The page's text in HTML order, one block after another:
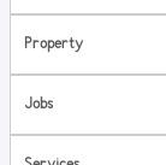
Property
Jobs